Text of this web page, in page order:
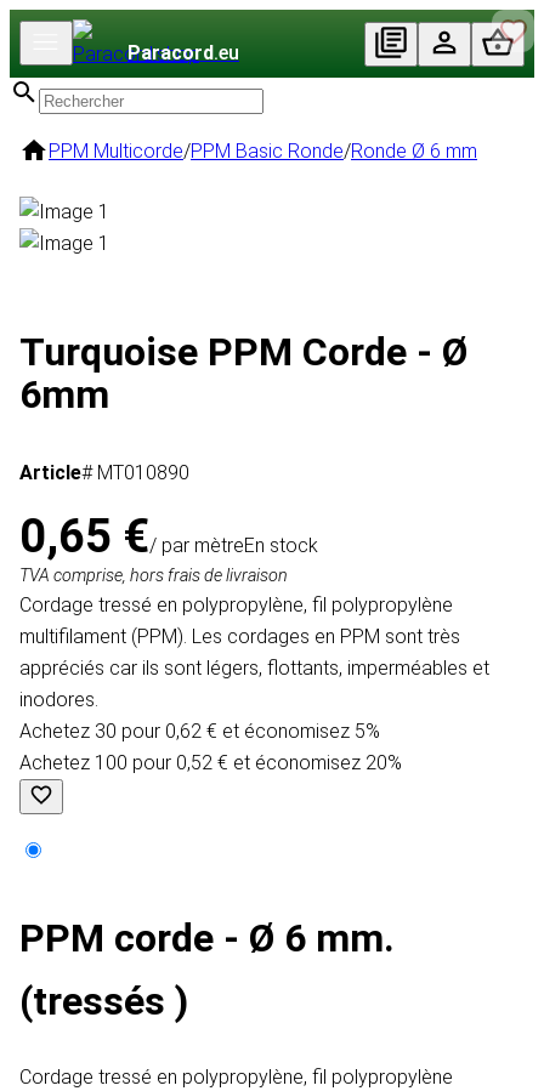
Paracord.eu
PPM Multicorde/PPM Basic Ronde/Ronde Ø 6 mm
Turquoise PPM Corde - Ø
6mm
Article# MT010890
0,65 €/ par mètreEn stock
TVA comprise, hors frais de livraison
Cordage tressé en polypropylène, fil polypropylène
multifilament (PPM). Les cordages en PPM sont très
appréciés car ils sont légers, flottants, imperméables et
inodores.
Achetez 30 pour 0,62 € et économisez 5%
Achetez 100 pour 0,52 € et économisez 20%
PPM corde - Ø 6 mm.
(tressés )
Cordage tressé en polypropylène, fil polypropylène